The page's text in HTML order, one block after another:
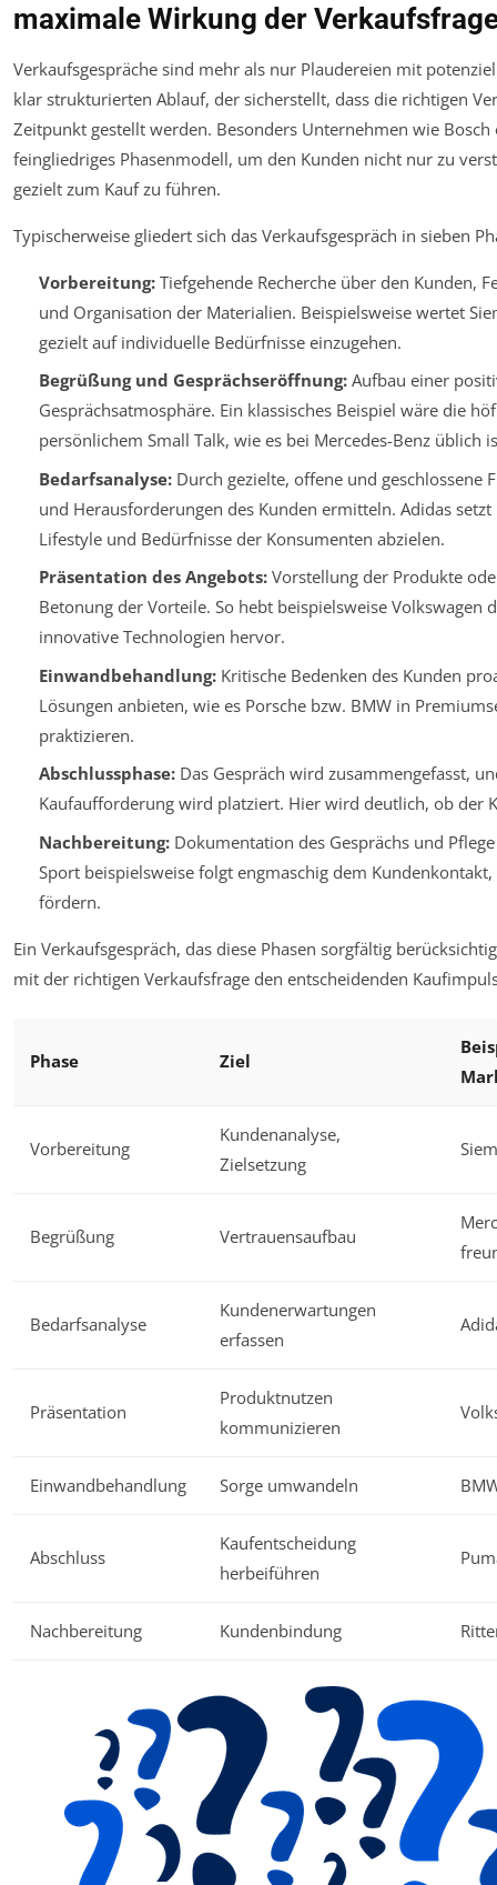
maximale Wirkung der
Verkaufsgespräche sind mehr als nur Plaudereien mit
klar strukturierten Ablauf, der sicherstellt, dass die richtigen
Zeitpunkt gestellt werden. Besonders Unternehmen wie
feingliedriges Phasenmodell, um den Kunden nicht nur zu
gezielt zum Kauf zu führen.
Typischerweise gliedert sich das Verkaufsgespräch in sieben
Vorbereitung:Tiefgehende Recherche über den Kunden,
und Organisation der Materialien. Beispielsweise wertet
gezielt auf individuelle Bedürfnisse einzugehen.
Begrüßung und Gesprächseröffnung:Aufbau einer
Gesprächsatmosphäre. Ein klassisches Beispiel wäre die
persönlichem Small Talk, wie es bei Mercedes-Benz üblich
Bedarfsanalyse:Durch gezielte, offene und geschlossene
und Herausforderungen des Kunden ermitteln. Adidas
Lifestyle und Bedürfnisse der Konsumenten abzielen.
Präsentation des Angebots:Vorstellung der Produkte
Betonung der Vorteile. So hebt beispielsweise Volkswagen
innovative Technologien hervor.
Einwandbehandlung:Kritische Bedenken des Kunden
Lösungen anbieten, wie es Porsche bzw. BMW in
praktizieren.
Abschlussphase:Das Gespräch wird zusammengefasst,
Kaufaufforderung wird platziert. Hier wird deutlich, ob der
Nachbereitung:Dokumentation des Gesprächs und
Sport beispielsweise folgt engmaschig dem
fördern.
Ein Verkaufsgespräch, das diese Phasen sorgfältig
mit der richtigen Verkaufsfrage den entscheidenden
Phase Ziel
Vorbereitung
Kundenanalyse,
Zielsetzung
Begrüßung Vertrauensaufbau
Bedarfsanalyse
Kundenerwartungen
erfassen
Präsentation
Produktnutzen
kommunizieren
Einwandbehandlung Sorge umwandeln
Abschluss
Kaufentscheidung
herbeiführen
Nachbereitung Kundenbindung